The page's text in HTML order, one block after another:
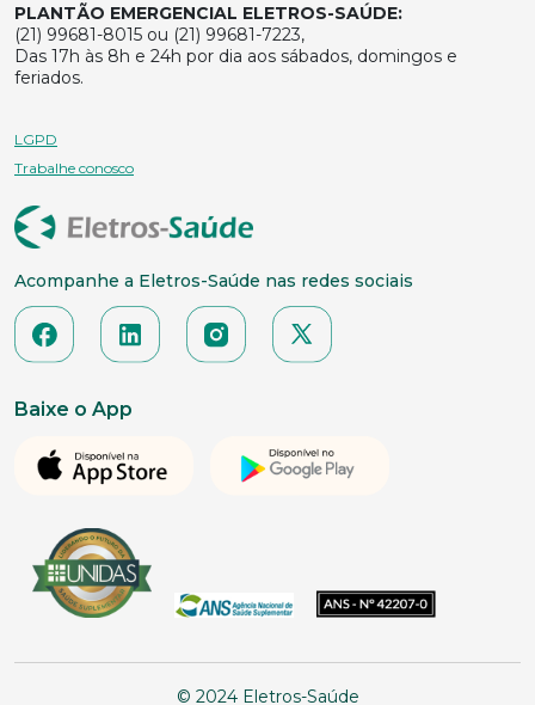
PLANTÃO EMERGENCIAL ELETROS-SAÚDE:
(21) 99681-8015 ou (21) 99681-7223,
Das 17h às 8h e 24h por dia aos sábados, domingos e
feriados.
LGPD
Trabalhe conosco
Acompanhe a Eletros-Saúde nas redes sociais
Baixe o App
© 2024 Eletros-Saúde